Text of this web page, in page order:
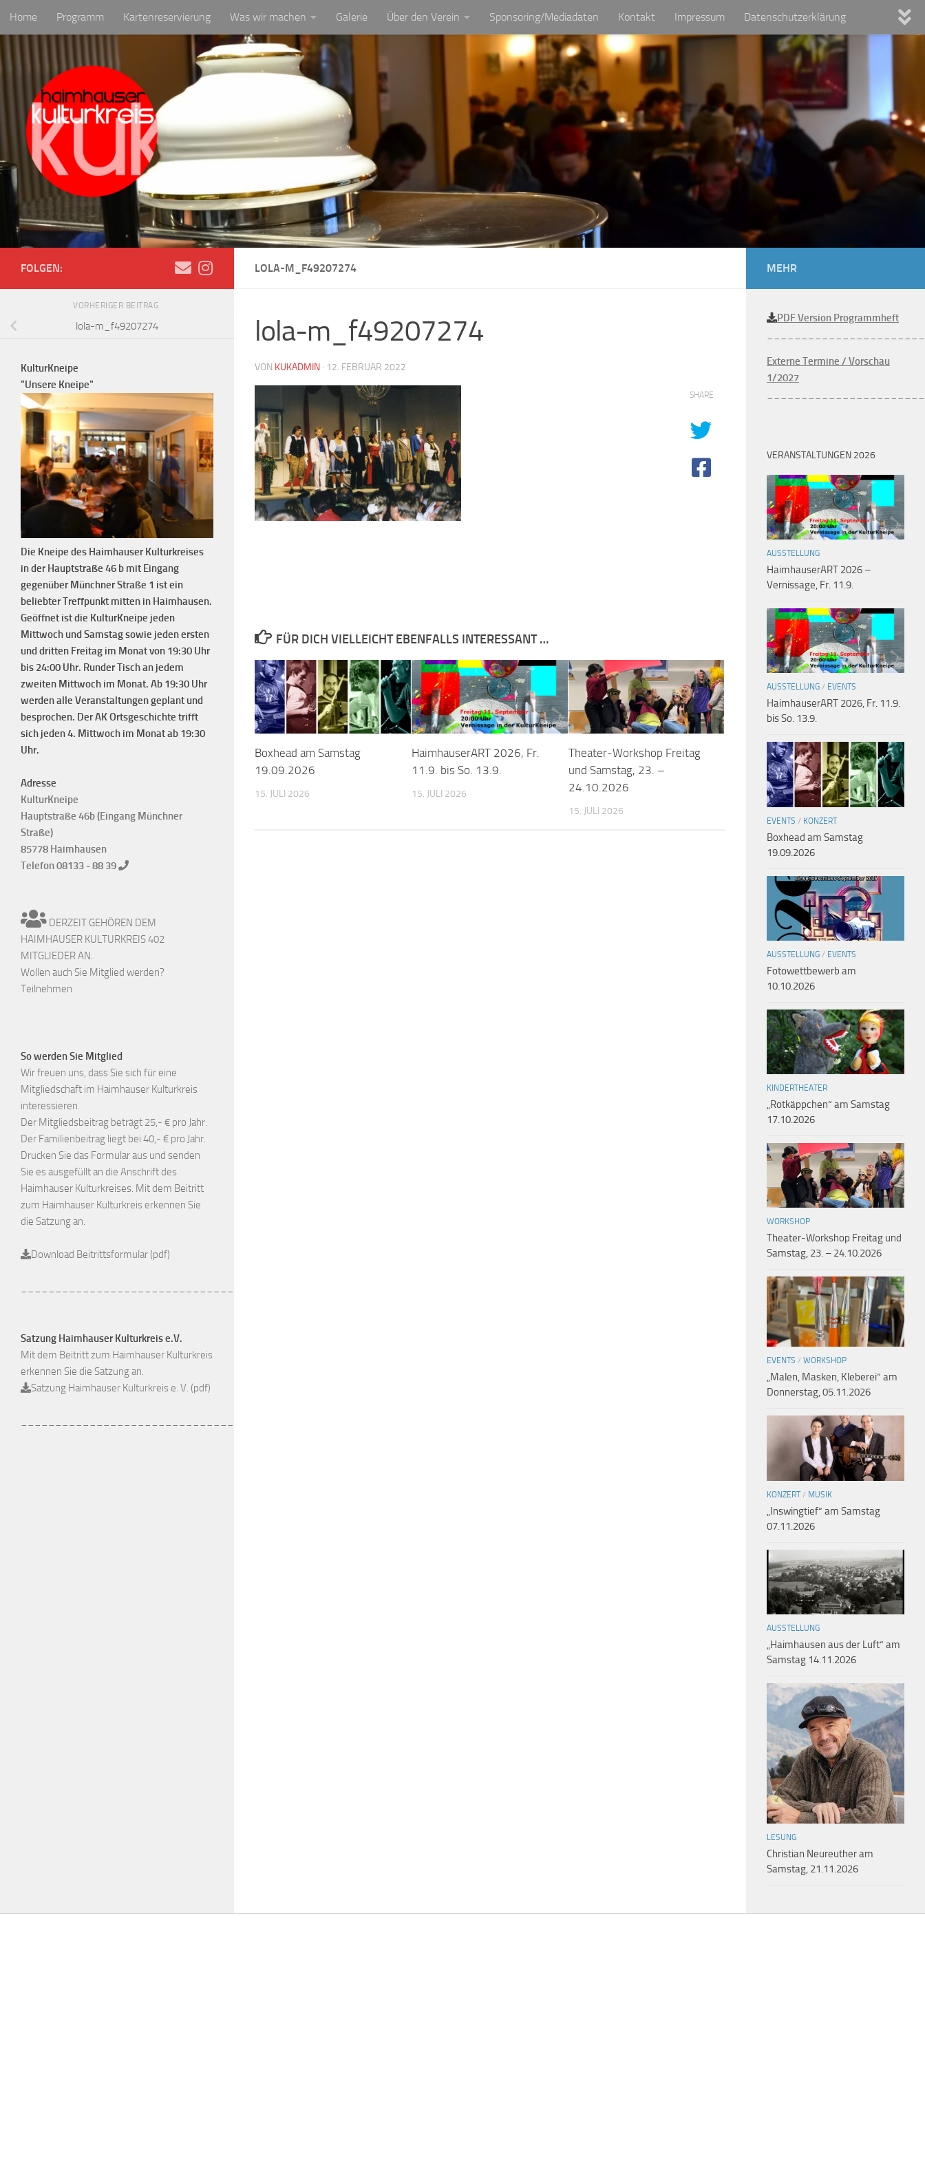
Zum Inhalt springen
Home Programm Kartenreservierung Was wir machen Galerie Über den Verein Sponsoring/Mediadaten Kontakt Impressum Datenschutzerklärung
LOLA-M_F49207274
lola-m_f49207274
VON KUKADMIN · 12. FEBRUAR 2022
SHARE
FÜR DICH VIELLEICHT EBENFALLS INTERESSANT …
Boxhead am Samstag
19.09.2026
15. JULI 2026
HaimhauserART 2026, Fr.
11.9. bis So. 13.9.
15. JULI 2026
Theater-Workshop Freitag
und Samstag, 23. –
24.10.2026
15. JULI 2026
FOLGEN:
VORHERIGER BEITRAG
lola-m_f49207274
KulturKneipe
"Unsere Kneipe"
Die Kneipe des Haimhauser Kulturkreises
in der Hauptstraße 46 b mit Eingang
gegenüber Münchner Straße 1 ist ein
beliebter Treffpunkt mitten in Haimhausen.
Geöffnet ist die KulturKneipe jeden
Mittwoch und Samstag sowie jeden ersten
und dritten Freitag im Monat von 19:30 Uhr
bis 24:00 Uhr. Runder Tisch an jedem
zweiten Mittwoch im Monat. Ab 19:30 Uhr
werden alle Veranstaltungen geplant und
besprochen. Der AK Ortsgeschichte trifft
sich jeden 4. Mittwoch im Monat ab 19:30
Uhr.
Adresse
KulturKneipe
Hauptstraße 46b (Eingang Münchner
Straße)
85778 Haimhausen
Telefon 08133 - 88 39
DERZEIT GEHÖREN DEM
HAIMHAUSER KULTURKREIS 402
MITGLIEDER AN.
Wollen auch Sie Mitglied werden?
Teilnehmen
So werden Sie Mitglied
Wir freuen uns, dass Sie sich für eine
Mitgliedschaft im Haimhauser Kulturkreis
interessieren.
Der Mitgliedsbeitrag beträgt 25,- € pro Jahr.
Der Familienbeitrag liegt bei 40,- € pro Jahr.
Drucken Sie das Formular aus und senden
Sie es ausgefüllt an die Anschrift des
Haimhauser Kulturkreises. Mit dem Beitritt
zum Haimhauser Kulturkreis erkennen Sie
die Satzung an.
Download Beitrittsformular (pdf)
Satzung Haimhauser Kulturkreis e.V.
Mit dem Beitritt zum Haimhauser Kulturkreis
erkennen Sie die Satzung an.
Satzung Haimhauser Kulturkreis e. V. (pdf)
MEHR
PDF Version Programmheft
Externe Termine / Vorschau
1/2027
VERANSTALTUNGEN 2026
AUSSTELLUNG
HaimhauserART 2026 –
Vernissage, Fr. 11.9.
AUSSTELLUNG / EVENTS
HaimhauserART 2026, Fr. 11.9.
bis So. 13.9.
EVENTS / KONZERT
Boxhead am Samstag
19.09.2026
AUSSTELLUNG / EVENTS
Fotowettbewerb am
10.10.2026
KINDERTHEATER
„Rotkäppchen“ am Samstag
17.10.2026
WORKSHOP
Theater-Workshop Freitag und
Samstag, 23. – 24.10.2026
EVENTS / WORKSHOP
„Malen, Masken, Kleberei“ am
Donnerstag, 05.11.2026
KONZERT/ MUSIK
„Inswingtief“ am Samstag
07.11.2026
AUSSTELLUNG
„Haimhausen aus der Luft“ am
Samstag 14.11.2026
LESUNG
Christian Neureuther am
Samstag, 21.11.2026